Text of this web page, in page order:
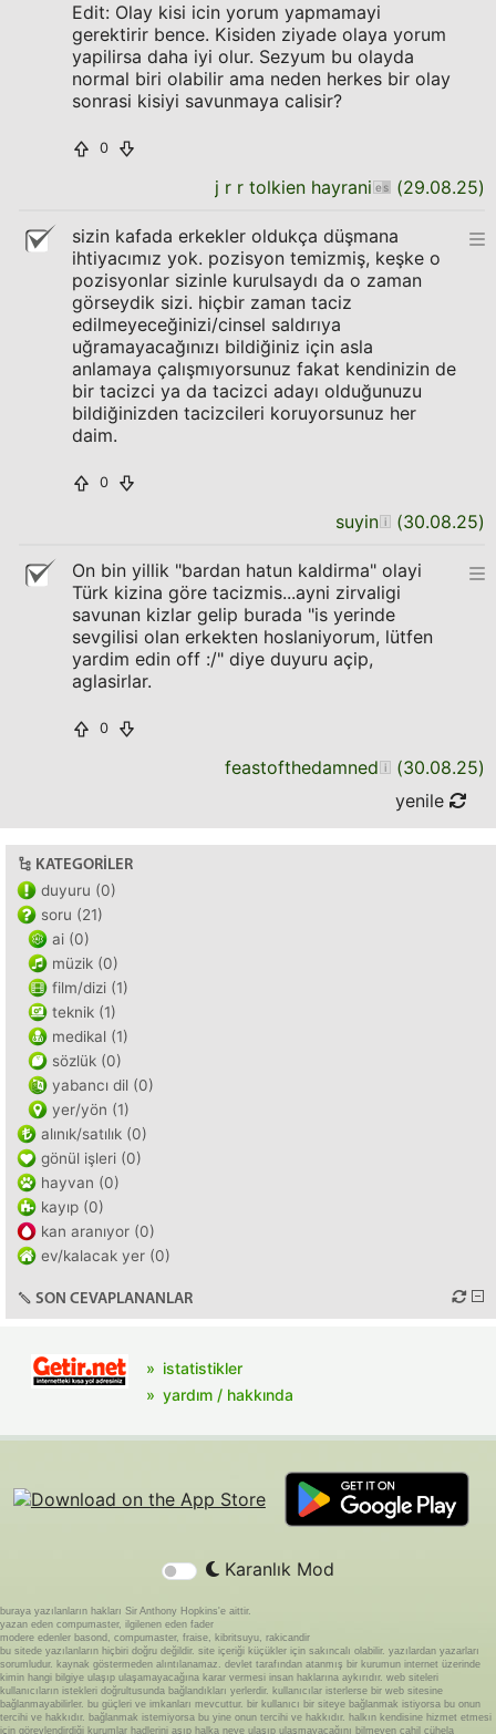
Edit: Olay kisi icin yorum yapmamayi
gerektirir bence. Kisiden ziyade olaya yorum
yapilirsa daha iyi olur. Sezyum bu olayda
normal biri olabilir ama neden herkes bir olay
sonrasi kisiyi savunmaya calisir?
0
j r r tolkien hayrani (29.08.25)
sizin kafada erkekler oldukça düşmana
ihtiyacımız yok. pozisyon temizmiş, keşke o
pozisyonlar sizinle kurulsaydı da o zaman
görseydik sizi. hiçbir zaman taciz
edilmeyeceğinizi/cinsel saldırıya
uğramayacağınızı bildiğiniz için asla
anlamaya çalışmıyorsunuz fakat kendinizin de
bir tacizci ya da tacizci adayı olduğunuzu
bildiğinizden tacizcileri koruyorsunuz her
daim.
0
suyin (30.08.25)
On bin yillik "bardan hatun kaldirma" olayi
Türk kizina göre tacizmis...ayni zirvaligi
savunan kizlar gelip burada "is yerinde
sevgilisi olan erkekten hoslaniyorum, lütfen
yardim edin off :/" diye duyuru açip,
aglasirlar.
0
feastofthedamned (30.08.25)
yenile
KATEGORILER
duyuru (0)
soru (21)
ai (0)
müzik (0)
film/dizi (1)
teknik (1)
medikal (1)
sözlük (0)
yabancı dil (0)
yer/yön (1)
alınık/satılık (0)
gönül işleri (0)
hayvan (0)
kayıp (0)
kan aranıyor (0)
ev/kalacak yer (0)
SON CEVAPLANANLAR
istatistikler
yardım / hakkında
Karanlık Mod
buraya yazılanların hakları Sir Anthony Hopkins'e aittir.
yazan eden compumaster, ilgilenen eden fader
modere edenler basond, compumaster, fraise, kibritsuyu, rakicandir
bu sitede yazılanların hiçbiri doğru değildir. site içeriği küçükler için sakıncalı olabilir. yazılardan yazarları
sorumludur. kaynak göstermeden alıntılanamaz. devlet tarafından atanmış bir kurumun internet üzerinde
kimin hangi bilgiye ulaşıp ulaşamayacağına karar vermesi insan haklarına aykırıdır. web siteleri
kullanıcıların istekleri doğrultusunda bağlandıkları yerlerdir. kullanıcılar isterlerse bir web sitesine
bağlanmayabilirler. bu güçleri ve imkanları mevcuttur. bir kullanıcı bir siteye bağlanmak istiyorsa bu onun
tercihi ve hakkıdır. bağlanmak istemiyorsa bu yine onun tercihi ve hakkıdır. halkın kendisine hizmet etmesi
için görevlendirdiği kurumlar hadlerini aşıp halka neye ulaşıp ulaşmayacağını bilmeyen cahil cühela